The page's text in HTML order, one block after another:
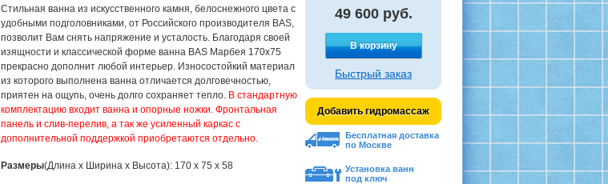
Стильная ванна из искусственного камня, белоснежного цвета с
удобными подголовниками, от Российского производителя BAS,
позволит Вам снять напряжение и усталость. Благодаря своей
изящности и классической форме ванна BAS Марбея 170x75
прекрасно дополнит любой интерьер. Износостойкий материал
из которого выполнена ванна отличается долговечностью,
приятен на ощупь, очень долго сохраняет тепло. В стандартную
комплектацию входит ванна и опорные ножки. Фронтальная
панель и слив-перелив, а так же усиленный каркас с
дополнительной поддержкой приобретаются отдельно.
Размеры(Длина х Ширина х Высота): 170 x 75 x 58
49 600 руб.
В корзину
Быстрый заказ
Добавить гидромассаж
Бесплатная доставка
по Москве
Установка ванн
под ключ